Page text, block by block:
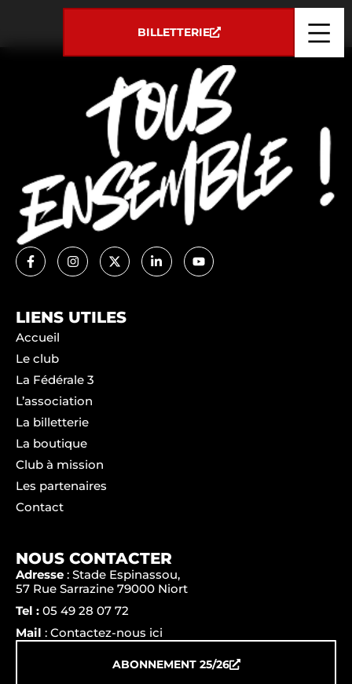
BILLETTERIE
LIENS UTILES
Accueil
Le club
La Fédérale 3
L’association
La billetterie
La boutique
Club à mission
Les partenaires
Contact
NOUS CONTACTER
Adresse : Stade Espinassou,
57 Rue Sarrazine 79000 Niort
Tel : 05 49 28 07 72
Mail : Contactez-nous ici
ABONNEMENT 25/26
Panneau de gestion des cookies